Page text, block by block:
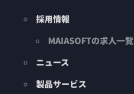
採用情報
MAIASOFTの求人一覧
ニュース
製品サービス